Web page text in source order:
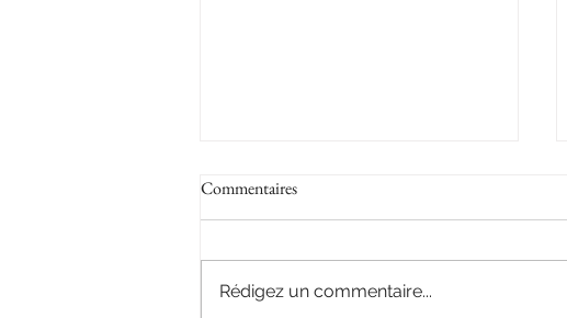
Commentaires
Rédigez un commentaire...